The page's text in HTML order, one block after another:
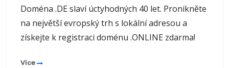
Doména .DE slaví úctyhodných 40 let. Pronikněte
na největší evropský trh s lokální adresou a
získejte k registraci doménu .ONLINE zdarma!
Více